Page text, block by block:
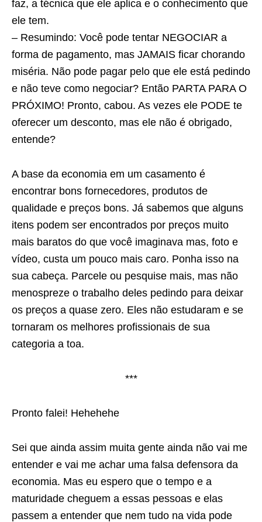
faz, a técnica que ele aplica e o conhecimento que
ele tem.
– Resumindo: Você pode tentar NEGOCIAR a
forma de pagamento, mas JAMAIS ficar chorando
miséria. Não pode pagar pelo que ele está pedindo
e não teve como negociar? Então PARTA PARA O
PRÓXIMO! Pronto, cabou. As vezes ele PODE te
oferecer um desconto, mas ele não é obrigado,
entende?
A base da economia em um casamento é
encontrar bons fornecedores, produtos de
qualidade e preços bons. Já sabemos que alguns
itens podem ser encontrados por preços muito
mais baratos do que você imaginava mas, foto e
vídeo, custa um pouco mais caro. Ponha isso na
sua cabeça. Parcele ou pesquise mais, mas não
menospreze o trabalho deles pedindo para deixar
os preços a quase zero. Eles não estudaram e se
tornaram os melhores profissionais de sua
categoria a toa.
***
Pronto falei! Hehehehe
Sei que ainda assim muita gente ainda não vai me
entender e vai me achar uma falsa defensora da
economia. Mas eu espero que o tempo e a
maturidade cheguem a essas pessoas e elas
passem a entender que nem tudo na vida pode